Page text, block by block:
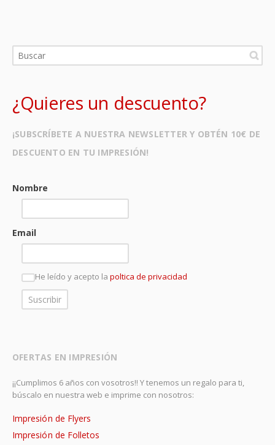
¿Quieres un descuento?
¡SUBSCRÍBETE A NUESTRA NEWSLETTER Y OBTÉN 10€ DE
DESCUENTO EN TU IMPRESIÓN!
Nombre
Email
He leído y acepto la poltica de privacidad
OFERTAS EN IMPRESIÓN
¡¡Cumplimos 6 años con vosotros!! Y tenemos un regalo para ti,
búscalo en nuestra web e imprime con nosotros:
Impresión de Flyers
Impresión de Folletos